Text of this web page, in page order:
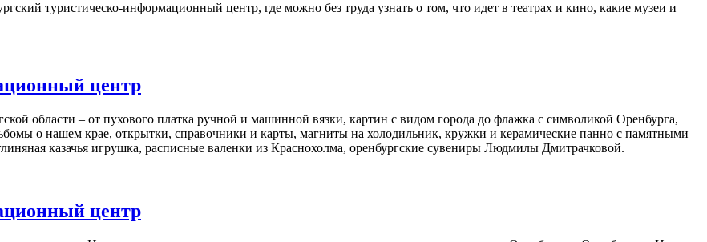
туристическо-информационный центр, где можно без труда узнать о том, что идет в театрах и кино, какие музеи и
центр
области – от пухового платка ручной и машинной вязки, картин с видом города до флажка с символикой Оренбурга,
о нашем крае, открытки, справочники и карты, магниты на холодильник, кружки и керамические панно с памятными
казачья игрушка, расписные валенки из Краснохолма, оренбургские сувениры Людмилы Дмитрачковой.
центр